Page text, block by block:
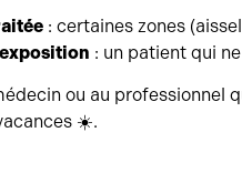
: certaines zones
: un patient qui
ou au professionnel
☀️.